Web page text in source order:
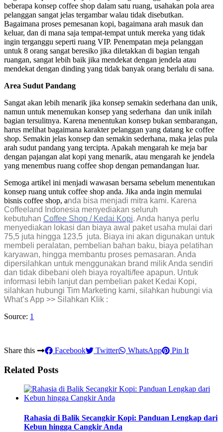
beberapa konsep coffee shop dalam satu ruang, usahakan pola area
pelanggan sangat jelas tergambar walau tidak disebutkan.
Bagaimana proses pemesanan kopi, bagaimana arah masuk dan
keluar, dan di mana saja tempat-tempat untuk mereka yang tidak
ingin terganggu seperti ruang VIP. Penempatan meja pelanggan
untuk 8 orang sangat beresiko jika diletakkan di bagian tengah
ruangan, sangat lebih baik jika mendekat dengan jendela atau
mendekat dengan dinding yang tidak banyak orang berlalu di sana.
Area Sudut Pandang
Sangat akan lebih menarik jika konsep semakin sederhana dan unik,
namun untuk menemukan konsep yang sederhana dan unik inilah
bagian tersulitnya. Karena menentukan konsep bukan sembarangan,
harus melihat bagaimana karakter pelanggan yang datang ke coffee
shop. Semakin jelas konsep dan semakin sederhana, maka jelas pula
arah sudut pandang yang tercipta. Apakah mengarah ke meja bar
dengan pajangan alat kopi yang menarik, atau mengarah ke jendela
yang menembus ruang coffee shop dengan pemandangan luar.
Semoga artikel ini menjadi wawasan bersama sebelum menentukan
konsep ruang untuk coffee shop anda. Jika anda ingin memulai
bisnis coffee shop, anda bisa menjadi mitra kami. Karena
Coffeeland Indonesia menyediakan seluruh
kebutuhan Coffee Shop / Kedai Kopi. Anda hanya perlu
menyediakan lokasi dan biaya awal paket usaha mulai dari
75,5 juta hingga 123,5 juta. Biaya ini akan digunakan untuk
membeli peralatan, pembelian bahan baku, biaya pelatihan
karyawan, hingga membantu proses pemasaran. Anda
dipersilahkan untuk menggunakan brand milik Anda sendiri
dan tidak dibebani oleh biaya royalti/fee apapun. Untuk
informasi lebih lanjut dan pembelian paket Kedai Kopi,
silahkan hubungi Tim Marketing kami, silahkan hubungi via
What’s App >> Silahkan Klik :
Source: 1
Share this Facebook Twitter WhatsApp Pin It
Related Posts
Rahasia di Balik Secangkir Kopi: Panduan Lengkap dari
Kebun hingga Cangkir Anda